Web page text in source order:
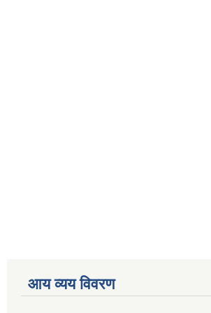
आय व्यय विवरण